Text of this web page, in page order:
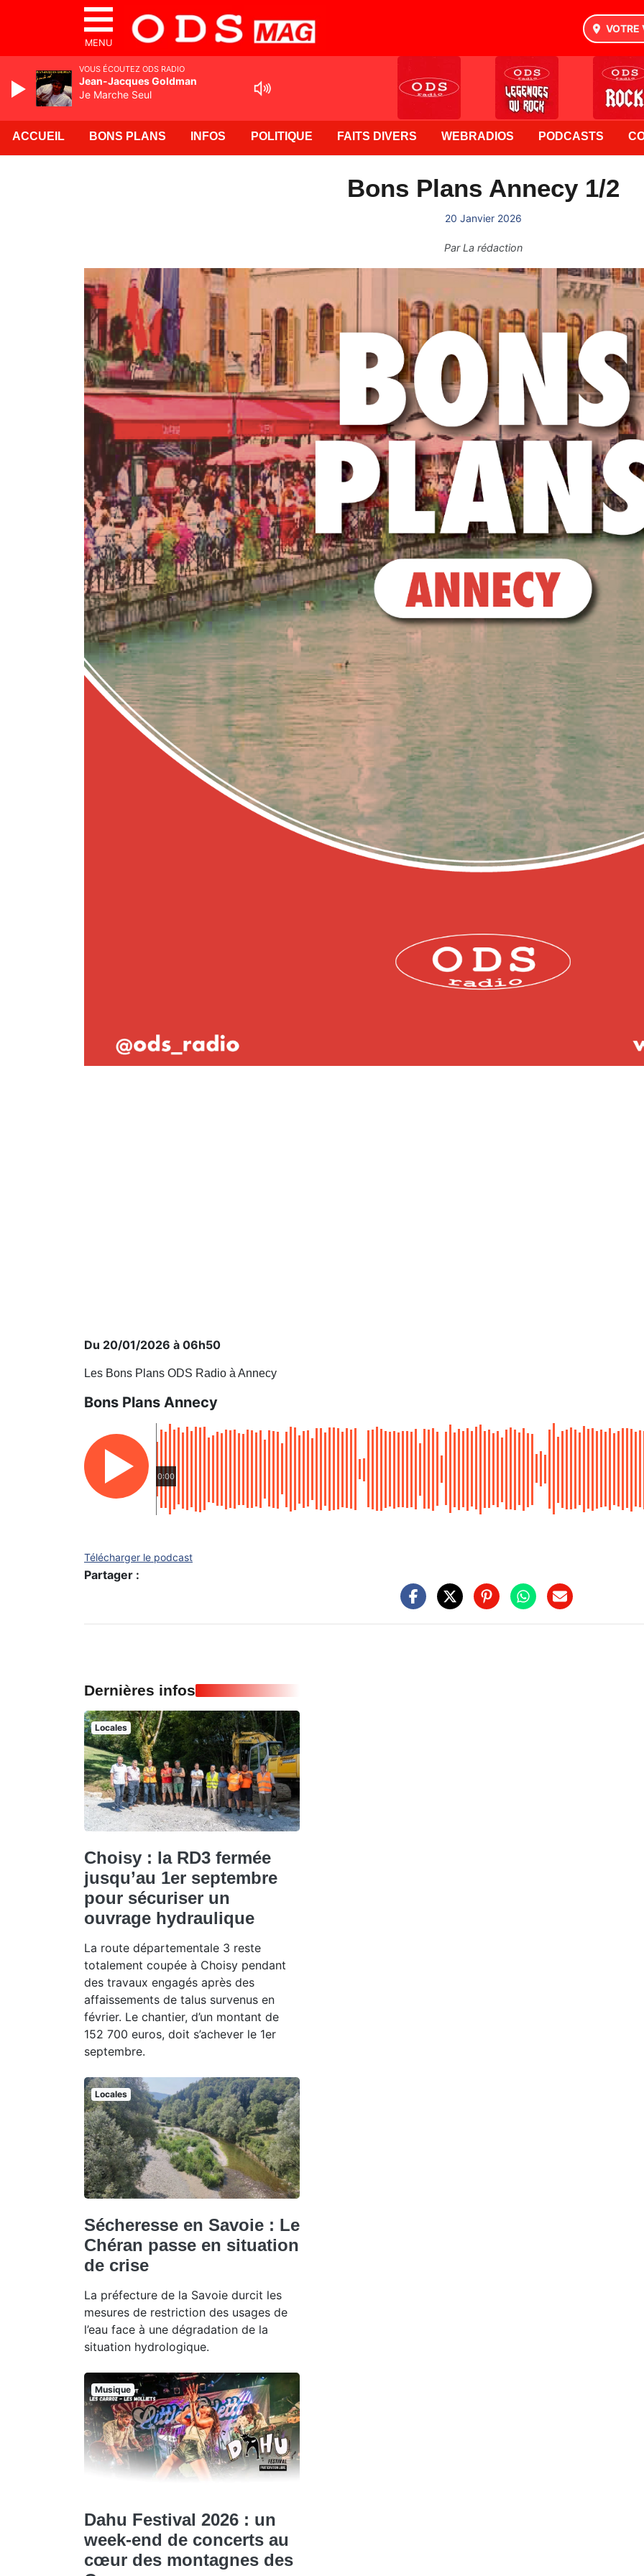
MENU
VOTRE
ACCUEIL BONS PLANS INFOS POLITIQUE FAITS DIVERS WEBRADIOS PODCASTS
Bons Plans Annecy 1/2
20 Janvier 2026
ParLa rédaction
Du 20/01/2026 à 06h50
Les Bons Plans ODS Radio à Annecy
Bons Plans Annecy
0:00
Télécharger le podcast
Partager :
Dernières infos
Locales
Choisy : la RD3 fermée
jusqu’au 1er septembre
pour sécuriser un
ouvrage hydraulique
La route départementale 3 reste
totalement coupée à Choisy pendant
des travaux engagés après des
affaissements de talus survenus en
février. Le chantier, d’un montant de
152 700 euros, doit s’achever le 1er
septembre.
Locales
Sécheresse en Savoie : Le
Chéran passe en situation
de crise
La préfecture de la Savoie durcit les
mesures de restriction des usages de
l’eau face à une dégradation de la
situation hydrologique.
Musique
Dahu Festival 2026 : un
week-end de concerts au
cœur des montagnes des
VOUS ÉCOUTEZ ODS RADIO
Jean-Jacques Goldman
Je Marche Seul